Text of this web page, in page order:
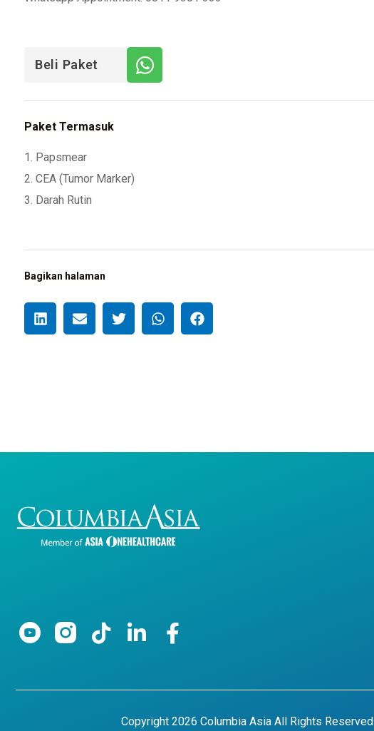
Beli Paket
Paket Termasuk
1. Papsmear
2. CEA (Tumor Marker)
3. Darah Rutin
Bagikan halaman
Copyright 2026 Columbia Asia All Rights Reserved